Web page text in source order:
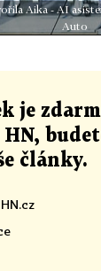
Aika - AI
Auto
je
články.